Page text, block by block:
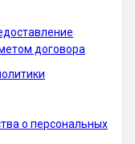
договора
о персональных